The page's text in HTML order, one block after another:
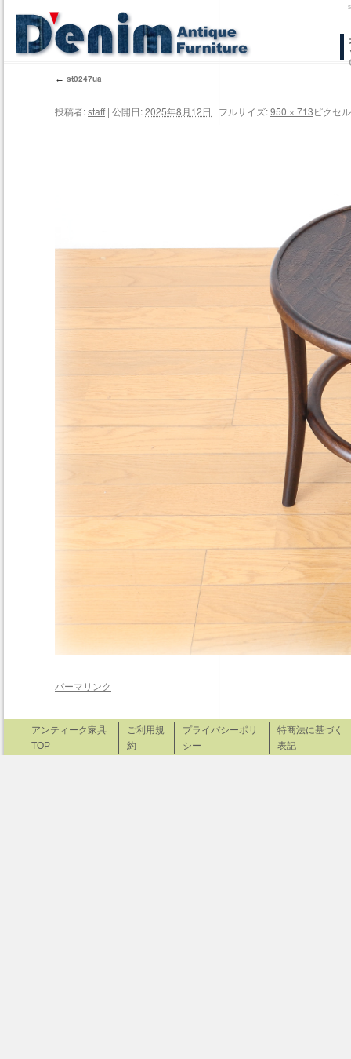
ン
キ
ッ
プ
← st0247ua
投稿者:staff | 公開日:2025年8月12日 | フルサイズ:950 × 713ピクセル
パーマリンク
アンティーク家具
TOP
ご利用規
約
プライバシーポリ
シー
特商法に基づく
表記